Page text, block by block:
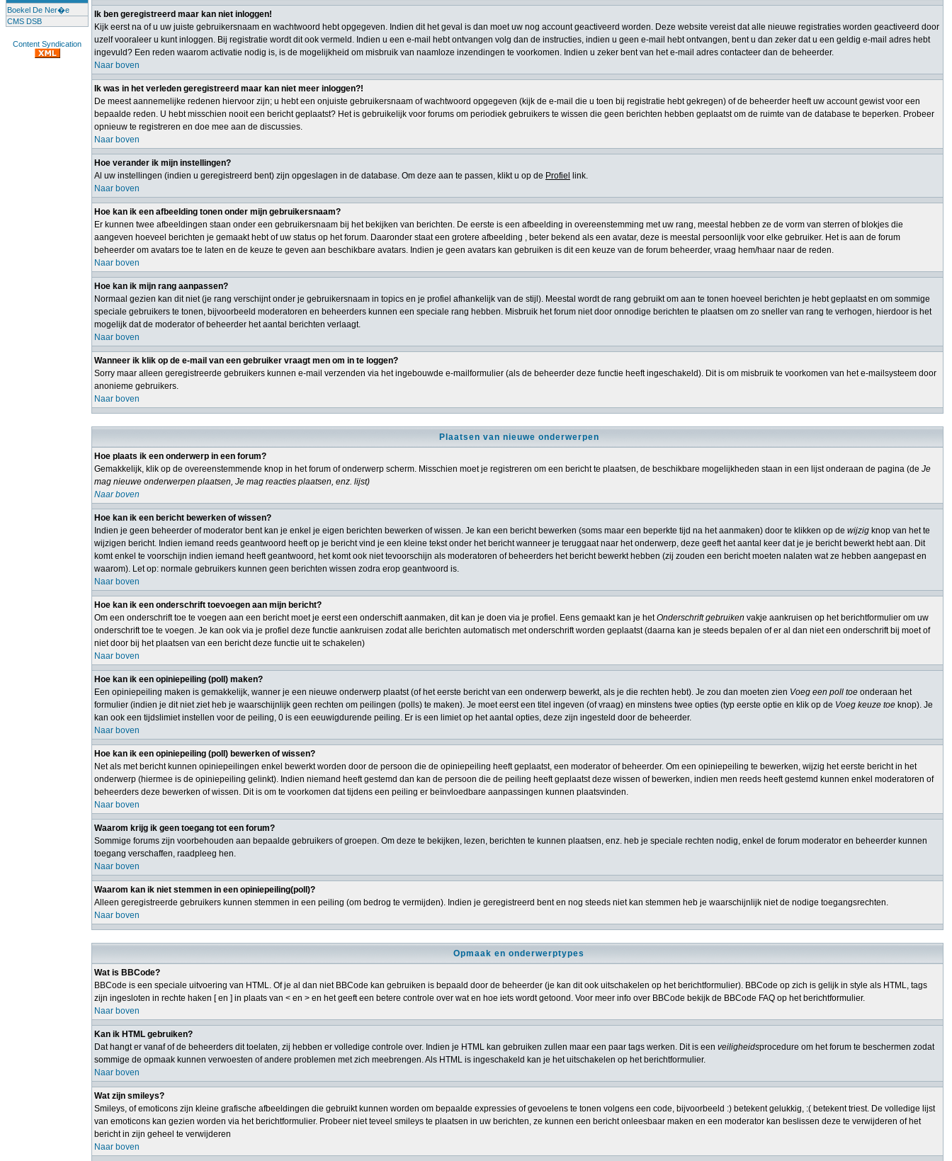
Boekel De Ner�e
CMS DSB
Content Syndication
Ik ben geregistreerd maar kan niet inloggen!
Kijk eerst na of u uw juiste gebruikersnaam en wachtwoord hebt opgegeven. Indien dit het geval is dan moet uw nog account geactiveerd worden. Deze website vereist dat alle nieuwe registraties worden geactiveerd door
uzelf vooraleer u kunt inloggen. Bij registratie wordt dit ook vermeld. Indien u een e-mail hebt ontvangen volg dan de instructies, indien u geen e-mail hebt ontvangen, bent u dan zeker dat u een geldig e-mail adres hebt
ingevuld? Een reden waarom activatie nodig is, is de mogelijkheid om misbruik van naamloze inzendingen te voorkomen. Indien u zeker bent van het e-mail adres contacteer dan de beheerder.
Naar boven
Ik was in het verleden geregistreerd maar kan niet meer inloggen?!
De meest aannemelijke redenen hiervoor zijn; u hebt een onjuiste gebruikersnaam of wachtwoord opgegeven (kijk de e-mail die u toen bij registratie hebt gekregen) of de beheerder heeft uw account gewist voor een
bepaalde reden. U hebt misschien nooit een bericht geplaatst? Het is gebruikelijk voor forums om periodiek gebruikers te wissen die geen berichten hebben geplaatst om de ruimte van de database te beperken. Probeer
opnieuw te registreren en doe mee aan de discussies.
Naar boven
Hoe verander ik mijn instellingen?
Al uw instellingen (indien u geregistreerd bent) zijn opgeslagen in de database. Om deze aan te passen, klikt u op de Profiel
link.
Naar boven
Hoe kan ik een afbeelding tonen onder mijn gebruikersnaam?
Er kunnen twee afbeeldingen staan onder een gebruikersnaam bij het bekijken van berichten. De eerste is een afbeelding in overeenstemming met uw rang, meestal hebben ze de vorm van sterren of blokjes die
aangeven hoeveel berichten je gemaakt hebt of uw status op het forum. Daaronder staat een grotere afbeelding , beter bekend als een avatar, deze is meestal persoonlijk voor elke gebruiker. Het is aan de forum
beheerder om avatars toe te laten en de keuze te geven aan beschikbare avatars. Indien je geen avatars kan gebruiken is dit een keuze van de forum beheerder, vraag hem/haar naar de reden.
Naar boven
Hoe kan ik mijn rang aanpassen?
Normaal gezien kan dit niet (je rang verschijnt onder je gebruikersnaam in topics en je profiel afhankelijk van de stijl). Meestal wordt de rang gebruikt om aan te tonen hoeveel berichten je hebt geplaatst en om sommige
speciale gebruikers te tonen, bijvoorbeeld moderatoren en beheerders kunnen een speciale rang hebben. Misbruik het forum niet door onnodige berichten te plaatsen om zo sneller van rang te verhogen, hierdoor is het
mogelijk dat de moderator of beheerder het aantal berichten verlaagt.
Naar boven
Wanneer ik klik op de e-mail van een gebruiker vraagt men om in te loggen?
Sorry maar alleen geregistreerde gebruikers kunnen e-mail verzenden via het ingebouwde e-mailformulier (als de beheerder deze functie heeft ingeschakeld). Dit is om misbruik te voorkomen van het e-mailsysteem door
anonieme gebruikers.
Naar boven
Plaatsen van nieuwe onderwerpen
Hoe plaats ik een onderwerp in een forum?
Gemakkelijk, klik op de overeenstemmende knop in het forum of onderwerp scherm. Misschien moet je registreren om een bericht te plaatsen, de beschikbare mogelijkheden staan in een lijst onderaan de pagina (de Je
mag nieuwe onderwerpen plaatsen, Je mag reacties plaatsen, enz. lijst)
Naar boven
Hoe kan ik een bericht bewerken of wissen?
Indien je geen beheerder of moderator bent kan je enkel je eigen berichten bewerken of wissen. Je kan een bericht bewerken (soms maar een beperkte tijd na het aanmaken) door te klikken op de wijzig knop van het te
wijzigen bericht. Indien iemand reeds geantwoord heeft op je bericht vind je een kleine tekst onder het bericht wanneer je teruggaat naar het onderwerp, deze geeft het aantal keer dat je je bericht bewerkt hebt aan. Dit
komt enkel te voorschijn indien iemand heeft geantwoord, het komt ook niet tevoorschijn als moderatoren of beheerders het bericht bewerkt hebben (zij zouden een bericht moeten nalaten wat ze hebben aangepast en
waarom). Let op: normale gebruikers kunnen geen berichten wissen zodra erop geantwoord is.
Naar boven
Hoe kan ik een onderschrift toevoegen aan mijn bericht?
Om een onderschrift toe te voegen aan een bericht moet je eerst een onderschift aanmaken, dit kan je doen via je profiel. Eens gemaakt kan je hetOnderschrift gebruiken vakje aankruisen op het berichtformulier om uw
onderschrift toe te voegen. Je kan ook via je profiel deze functie aankruisen zodat alle berichten automatisch met onderschrift worden geplaatst (daarna kan je steeds bepalen of er al dan niet een onderschrift bij moet of
niet door bij het plaatsen van een bericht deze functie uit te schakelen)
Naar boven
Hoe kan ik een opiniepeiling (poll) maken?
Een opiniepeiling maken is gemakkelijk, wanner je een nieuwe onderwerp plaatst (of het eerste bericht van een onderwerp bewerkt, als je die rechten hebt). Je zou dan moeten zien Voeg een poll toe onderaan het
formulier (indien je dit niet ziet heb je waarschijnlijk geen rechten om peilingen (polls) te maken). Je moet eerst een titel ingeven (of vraag) en minstens twee opties (typ eerste optie en klik op de Voeg keuze toe knop). Je
kan ook een tijdslimiet instellen voor de peiling, 0 is een eeuwigdurende peiling. Er is een limiet op het aantal opties, deze zijn ingesteld door de beheerder.
Naar boven
Hoe kan ik een opiniepeiling (poll) bewerken of wissen?
Net als met bericht kunnen opiniepeilingen enkel bewerkt worden door de persoon die de opiniepeiling heeft geplaatst, een moderator of beheerder. Om een opiniepeiling te bewerken, wijzig het eerste bericht in het
onderwerp (hiermee is de opiniepeiling gelinkt). Indien niemand heeft gestemd dan kan de persoon die de peiling heeft geplaatst deze wissen of bewerken, indien men reeds heeft gestemd kunnen enkel moderatoren of
beheerders deze bewerken of wissen. Dit is om te voorkomen dat tijdens een peiling er beïnvloedbare aanpassingen kunnen plaatsvinden.
Naar boven
Waarom krijg ik geen toegang tot een forum?
Sommige forums zijn voorbehouden aan bepaalde gebruikers of groepen. Om deze te bekijken, lezen, berichten te kunnen plaatsen, enz. heb je speciale rechten nodig, enkel de forum moderator en beheerder kunnen
toegang verschaffen, raadpleeg hen.
Naar boven
Waarom kan ik niet stemmen in een opiniepeiling(poll)?
Alleen geregistreerde gebruikers kunnen stemmen in een peiling (om bedrog te vermijden). Indien je geregistreerd bent en nog steeds niet kan stemmen heb je waarschijnlijk niet de nodige toegangsrechten.
Naar boven
Opmaak en onderwerptypes
Wat is BBCode?
BBCode is een speciale uitvoering van HTML. Of je al dan niet BBCode kan gebruiken is bepaald door de beheerder (je kan dit ook uitschakelen op het berichtformulier). BBCode op zich is gelijk in style als HTML, tags
zijn ingesloten in rechte haken [ en ] in plaats van < en > en het geeft een betere controle over wat en hoe iets wordt getoond. Voor meer info over BBCode bekijk de BBCode FAQ op het berichtformulier.
Naar boven
Kan ik HTML gebruiken?
Dat hangt er vanaf of de beheerders dit toelaten, zij hebben er volledige controle over. Indien je HTML kan gebruiken zullen maar een paar tags werken. Dit is een veiligheidsprocedure om het forum te beschermen zodat
sommige de opmaak kunnen verwoesten of andere problemen met zich meebrengen. Als HTML is ingeschakeld kan je het uitschakelen op het berichtformulier.
Naar boven
Wat zijn smileys?
Smileys, of emoticons zijn kleine grafische afbeeldingen die gebruikt kunnen worden om bepaalde expressies of gevoelens te tonen volgens een code, bijvoorbeeld :) betekent gelukkig, :( betekent triest. De volledige lijst
van emoticons kan gezien worden via het berichtformulier. Probeer niet teveel smileys te plaatsen in uw berichten, ze kunnen een bericht onleesbaar maken en een moderator kan beslissen deze te verwijderen of het
bericht in zijn geheel te verwijderen
Naar boven